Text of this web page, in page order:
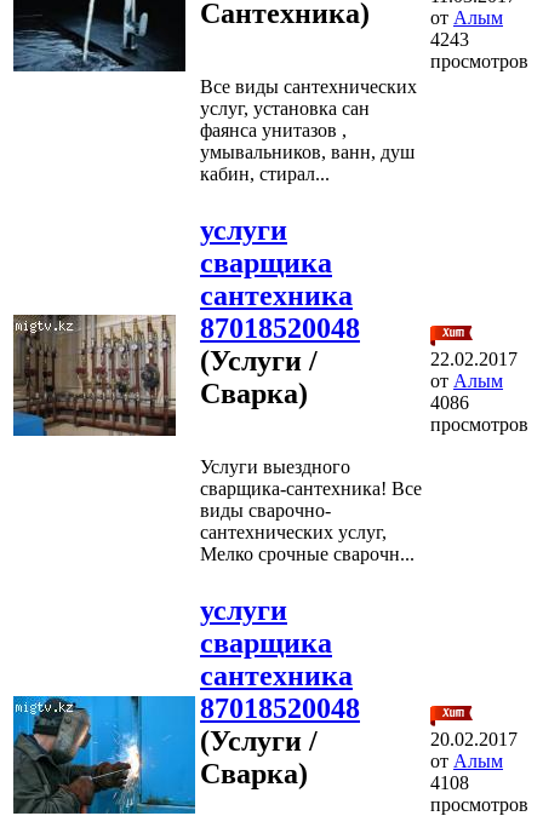
Сантехника)
Все виды сантехнических
услуг, установка сан
фаянса унитазов ,
умывальников, ванн, душ
кабин, стирал...
от Алым
4243
просмотров
услуги
сварщика
сантехника
87018520048
(Услуги /
Сварка)
Услуги выездного
сварщика-сантехника! Все
виды сварочно-
сантехнических услуг,
Мелко срочные сварочн...
22.02.2017
от Алым
4086
просмотров
услуги
сварщика
сантехника
87018520048
(Услуги /
Сварка)
20.02.2017
от Алым
4108
просмотров